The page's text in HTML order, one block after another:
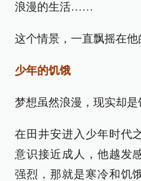
浪漫的生活……
这个情景，一直飘摇在他
少年的饥饿
梦想虽然浪漫，现实却是
在田井安进入少年时代
意识接近成人，他越发
强烈，那就是寒冷和饥